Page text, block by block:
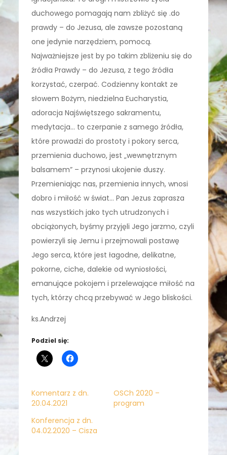
duchowego pomagają nam zbliżyć się .do
prawdy – do Jezusa, ale zawsze pozostaną
one jedynie narzędziem, pomocą.
Najważniejsze jest by po takim zbliżeniu się do
źródła Prawdy – do Jezusa, z tego źródła
korzystać, czerpać. Codzienny kontakt ze
słowem Bożym, niedzielna Eucharystia,
adoracja Najświętszego sakramentu,
medytacja… to czerpanie z samego źródła,
które prowadzi do prostoty i pokory serca,
przemienia duchowo, jest „wewnętrznym
balsamem” – przynosi ukojenie duszy.
Przemieniając nas, przemienia innych, wnosi
dobro i miłość w świat… Pan Jezus zaprasza
nas wszystkich jako tych utrudzonych i
obciążonych, byśmy przyjęli Jego jarzmo, czyli
powierzyli się Jemu i przejmowali postawę
Jego serca, które jest łagodne, delikatne,
pokorne, ciche, dalekie od wyniosłości,
emanujące pokojem i przelewające miłość na
tych, którzy chcą przebywać w Jego bliskości.
ks.Andrzej
Podziel się:
Komentarz z dn.
20.04.2021
OSCh 2020 –
program
Konferencja z dn.
04.02.2020 – Cisza